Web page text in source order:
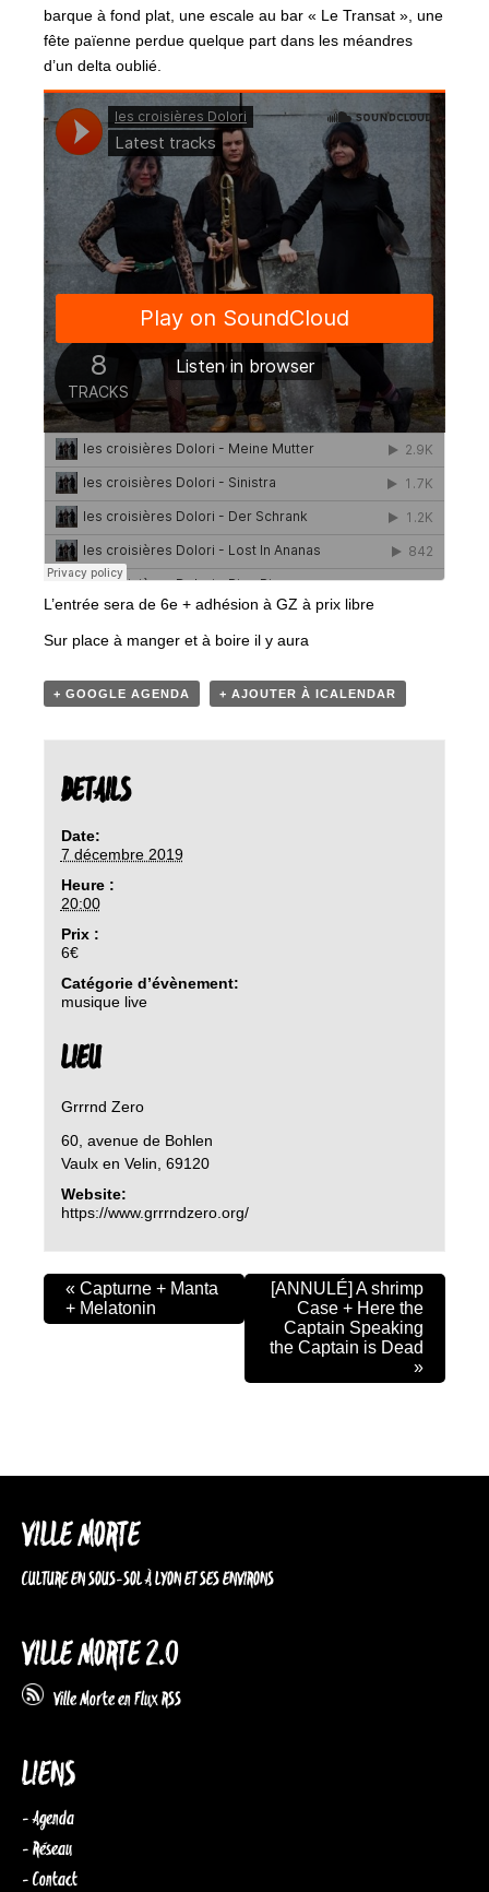
barque à fond plat, une escale au bar « Le Transat », une
fête païenne perdue quelque part dans les méandres
d’un delta oublié.
L’entrée sera de 6e + adhésion à GZ à prix libre
Sur place à manger et à boire il y aura
+ GOOGLE AGENDA + AJOUTER À ICALENDAR
DETAILS
Date:
7 décembre 2019
Heure :
20:00
Prix :
6€
Catégorie d’évènement:
musique live
LIEU
Grrrnd Zero
60, avenue de Bohlen
Vaulx en Velin 69120
Website:
https://www.grrrndzero.org/
« Capturne + Manta
+ Melatonin
[ANNULÉ] A shrimp
Case + Here the
Captain Speaking
the Captain is Dead
»
VILLE MORTE
CULTURE EN SOUS-SOL À LYON ET SES ENVIRONS
VILLE MORTE 2.0
Ville Morte en Flux RSS
LIENS
- Agenda
- Réseau
- Contact